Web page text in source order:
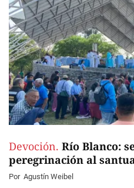
Devoción. Río Blanco:
peregrinación al
Por Agustín Weibel